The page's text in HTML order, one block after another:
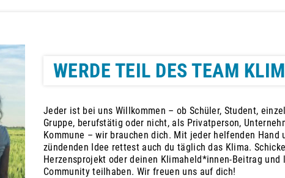
WERDE TEIL DES TEAM
Jeder ist bei uns Willkommen – ob Schüler, Student,
Gruppe, berufstätig oder nicht, als Privatperson,
Kommune – wir brauchen dich. Mit jeder helfenden Hand
zündenden Idee rettest auch du täglich das Klima.
Herzensprojekt oder deinen Klimaheld*innen-Beitrag und
Community teilhaben. Wir freuen uns auf dich!